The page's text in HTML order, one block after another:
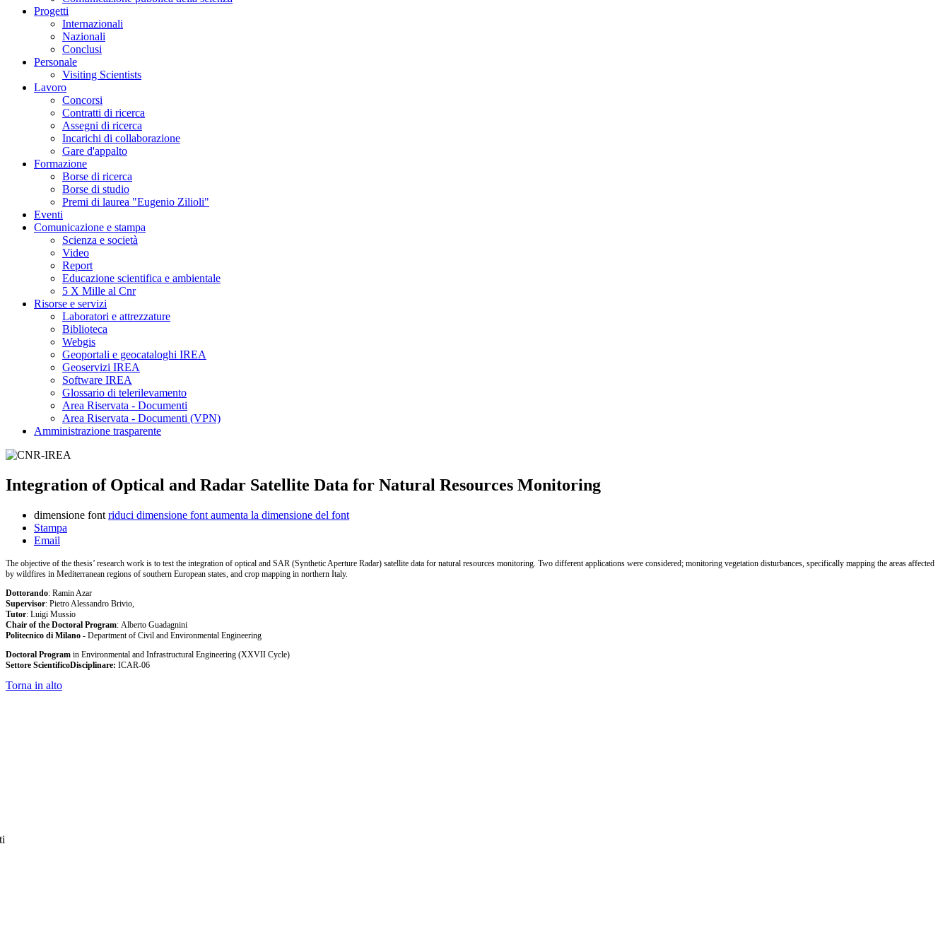
Progetti
Internazionali
Nazionali
Conclusi
Personale
Visiting Scientists
Lavoro
Concorsi
Contratti di ricerca
Assegni di ricerca
Incarichi di collaborazione
Gare d'appalto
Formazione
Borse di ricerca
Borse di studio
Premi di laurea "Eugenio Zilioli"
Eventi
Comunicazione e stampa
Scienza e società
Video
Report
Educazione scientifica e ambientale
5 X Mille al Cnr
Risorse e servizi
Laboratori e attrezzature
Biblioteca
Webgis
Geoportali e geocataloghi IREA
Geoservizi IREA
Software IREA
Glossario di telerilevamento
Area Riservata - Documenti
Area Riservata - Documenti (VPN)
Amministrazione trasparente
Integration of Optical and Radar Satellite Data for Natural Resources Monitoring
dimensione font riduci dimensione font aumenta la dimensione del font
Stampa
Email
The objective of the thesis’ research work is to test the integration of optical and SAR (Synthetic Aperture Radar) satellite data for natural resources monitoring. Two different applications were considered; monitoring vegetation disturbances, specifically mapping the areas affected
by wildfires in Mediterranean regions of southern European states, and crop mapping in northern Italy.
Dottorando: Ramin Azar
Supervisor: Pietro Alessandro Brivio,
Tutor: Luigi Mussio
Chair of the Doctoral Program: Alberto Guadagnini
Politecnico di Milano - Department of Civil and Environmental Engineering
Doctoral Program in Environmental and Infrastructural Engineering (XXVII Cycle)
Settore ScientificoDisciplinare: ICAR-06
Torna in alto